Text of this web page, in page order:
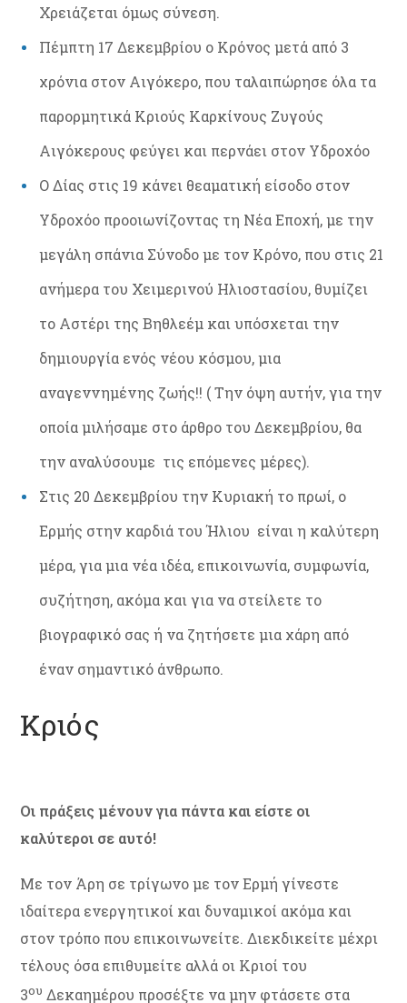
Χρειάζεται όμως σύνεση.
Πέμπτη 17 Δεκεμβρίου ο Κρόνος μετά από 3
χρόνια στον Αιγόκερο, που ταλαιπώρησε όλα τα
παρορμητικά Κριούς Καρκίνους Ζυγούς
Αιγόκερους φεύγει και περνάει στον Υδροχόο
Ο Δίας στις 19 κάνει θεαματική είσοδο στον
Υδροχόο προοιωνίζοντας τη Νέα Εποχή, με την
μεγάλη σπάνια Σύνοδο με τον Κρόνο, που στις 21
ανήμερα του Χειμερινού Ηλιοστασίου, θυμίζει
το Αστέρι της Βηθλεέμ και υπόσχεται την
δημιουργία ενός νέου κόσμου, μια
αναγεννημένης ζωής!! ( Την όψη αυτήν, για την
οποία μιλήσαμε στο άρθρο του Δεκεμβρίου, θα
την αναλύσουμε τις επόμενες μέρες).
Στις 20 Δεκεμβρίου την Κυριακή το πρωί, ο
Ερμής στην καρδιά του Ήλιου είναι η καλύτερη
μέρα, για μια νέα ιδέα, επικοινωνία, συμφωνία,
συζήτηση, ακόμα και για να στείλετε το
βιογραφικό σας ή να ζητήσετε μια χάρη από
έναν σημαντικό άνθρωπο.
Κριός
Οι πράξεις μένουν για πάντα και είστε οι
καλύτεροι σε αυτό!
Με τον Άρη σε τρίγωνο με τον Ερμή γίνεστε
ιδαίτερα ενεργητικοί και δυναμικοί ακόμα και
στον τρόπο που επικοινωνείτε. Διεκδικείτε μέχρι
τέλους όσα επιθυμείτε αλλά οι Κριοί του
3ου Δεκαημέρου προσέξτε να μην φτάσετε στα